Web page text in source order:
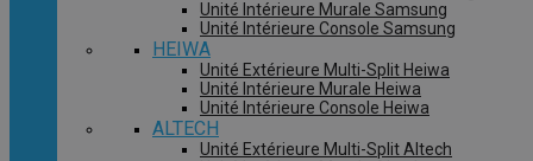
Unité Intérieure Murale Samsung
Unité Intérieure Console Samsung
HEIWA
Unité Extérieure Multi-Split Heiwa
Unité Intérieure Murale Heiwa
Unité Intérieure Console Heiwa
ALTECH
Unité Extérieure Multi-Split Altech